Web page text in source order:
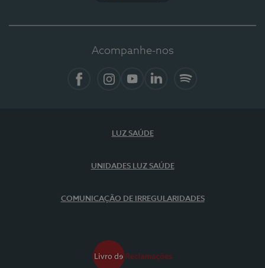
Acompanhe-nos
LUZ SAÚDE
UNIDADES LUZ SAÚDE
COMUNICAÇÃO DE IRREGULARIDADES